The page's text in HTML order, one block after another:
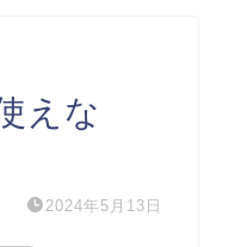
えな
2024年5月13日